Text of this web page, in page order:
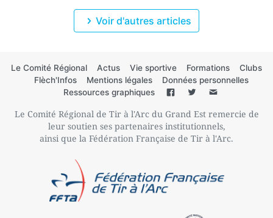
Voir d'autres articles
Le Comité Régional Actus Vie sportive Formations
Clubs
Flèch'Infos
Mentions légales
Données personnelles
Ressources graphiques
Le Comité Régional de Tir à l'Arc du Grand Est remercie de
leur soutien ses partenaires institutionnels,
ainsi que la Fédération Française de Tir à l'Arc.